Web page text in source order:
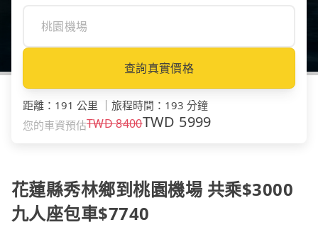
查詢真實價格
距離 ： 191 公里 旅程時間 ： 193 分鐘
您的車資預估TWD8400TWD 5999
花蓮縣秀林鄉到桃園機場 共乘$3000
九人座包車$7740